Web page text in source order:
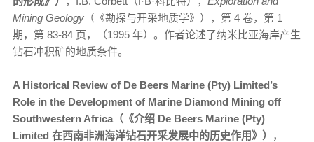
Mining Geology （《勘探与开采地质学》），第 4 卷，第 1
期，第 83-84 页，（1995 年）。作者论述了纳米比亚海岸产生
钻石冲积矿的地质条件。
A Historical Review of De Beers Marine (Pty) Limited’s
Role in the Development of Marine Diamond Mining off
Southwestern Africa（《介绍 De Beers Marine (Pty)
Limited 在西南非洲海洋钻石开采发展中的历史作用》）
，